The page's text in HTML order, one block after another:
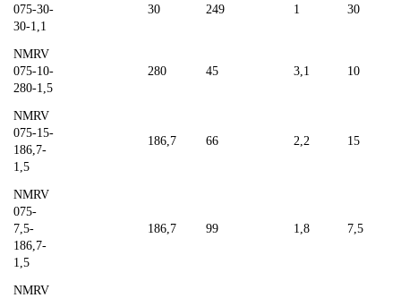
075-30-
30-1,1
30 249 1 30
NMRV
075-10-
280-1,5
280 45 3,1 10
NMRV
075-15-
186,7-
1,5
186,7 66 2,2 15
NMRV
075-
7,5-
186,7-
1,5
186,7 99 1,8 7,5
NMRV